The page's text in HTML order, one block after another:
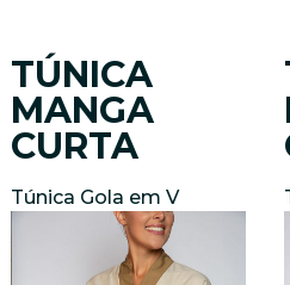
TÚNICA
MANGA
CURTA
Túnica Gola em V